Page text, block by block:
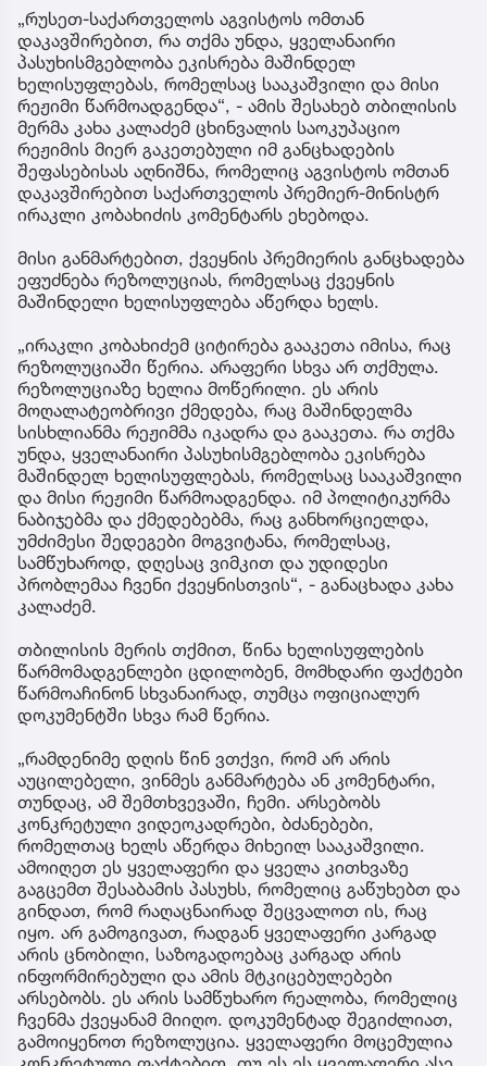
„რუსეთ-საქართველოს აგვისტოს ომთან
დაკავშირებით, რა თქმა უნდა, ყველანაირი
პასუხისმგებლობა ეკისრება მაშინდელ
ხელისუფლებას, რომელსაც სააკაშვილი და მისი
რეჟიმი წარმოადგენდა“, - ამის შესახებ თბილისის
მერმა კახა კალაძემ ცხინვალის საოკუპაციო
რეჟიმის მიერ გაკეთებული იმ განცხადების
შეფასებისას აღნიშნა, რომელიც აგვისტოს ომთან
დაკავშირებით საქართველოს პრემიერ-მინისტრ
ირაკლი კობახიძის კომენტარს ეხებოდა.
მისი განმარტებით, ქვეყნის პრემიერის განცხადება
ეფუძნება რეზოლუციას, რომელსაც ქვეყნის
მაშინდელი ხელისუფლება აწერდა ხელს.
„ირაკლი კობახიძემ ციტირება გააკეთა იმისა, რაც
რეზოლუციაში წერია. არაფერი სხვა არ თქმულა.
რეზოლუციაზე ხელია მოწერილი. ეს არის
მოღალატეობრივი ქმედება, რაც მაშინდელმა
სისხლიანმა რეჟიმმა იკადრა და გააკეთა. რა თქმა
უნდა, ყველანაირი პასუხისმგებლობა ეკისრება
მაშინდელ ხელისუფლებას, რომელსაც სააკაშვილი
და მისი რეჟიმი წარმოადგენდა. იმ პოლიტიკურმა
ნაბიჯებმა და ქმედებებმა, რაც განხორციელდა,
უმძიმესი შედეგები მოგვიტანა, რომელსაც,
სამწუხაროდ, დღესაც ვიმკით და უდიდესი
პრობლემაა ჩვენი ქვეყნისთვის“, - განაცხადა კახა
კალაძემ.
თბილისის მერის თქმით, წინა ხელისუფლების
წარმომადგენლები ცდილობენ, მომხდარი ფაქტები
წარმოაჩინონ სხვანაირად, თუმცა ოფიციალურ
დოკუმენტში სხვა რამ წერია.
„რამდენიმე დღის წინ ვთქვი, რომ არ არის
აუცილებელი, ვინმეს განმარტება ან კომენტარი,
თუნდაც, ამ შემთხვევაში, ჩემი. არსებობს
კონკრეტული ვიდეოკადრები, ბძანებები,
რომელთაც ხელს აწერდა მიხეილ სააკაშვილი.
ამოიღეთ ეს ყველაფერი და ყველა კითხვაზე
გაგცემთ შესაბამის პასუხს, რომელიც გაწუხებთ და
გინდათ, რომ რაღაცნაირად შეცვალოთ ის, რაც
იყო. არ გამოგივათ, რადგან ყველაფერი კარგად
არის ცნობილი, საზოგადოებაც კარგად არის
ინფორმირებული და ამის მტკიცებულებები
არსებობს. ეს არის სამწუხარო რეალობა, რომელიც
ჩვენმა ქვეყანამ მიიღო. დოკუმენტად შეგიძლიათ,
გამოიყენოთ რეზოლუცია. ყველაფერი მოცემულია